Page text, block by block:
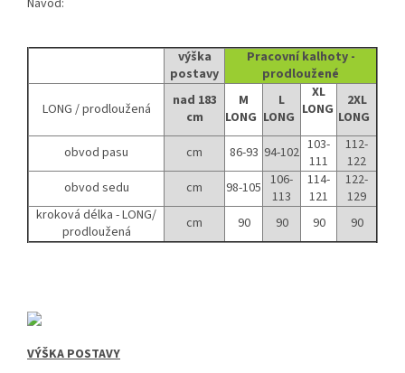
Návod:
výška
postavy
Pracovní kalhoty -
prodloužené
LONG / prodloužená
nad 183
cm
M
LONG
L
LONG
XL
LONG
2XL
LONG
obvod pasu
cm 86-93 94-102 103-
111
112-
122
obvod sedu
cm 98-105 106-
113
114-
121
122-
129
kroková délka - LONG/
prodloužená
cm 90 90 90 90
VÝŠKA POSTAVY